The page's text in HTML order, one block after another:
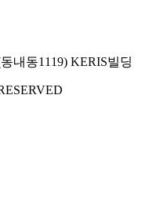
내동1119) KERIS빌딩